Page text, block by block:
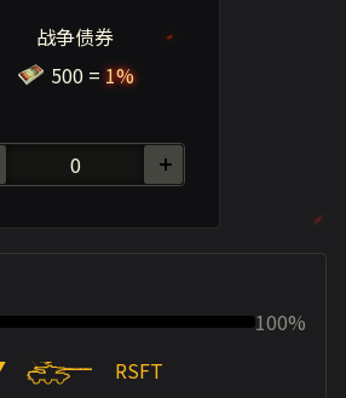
战争债券
500 = 1%
100%
RSFT